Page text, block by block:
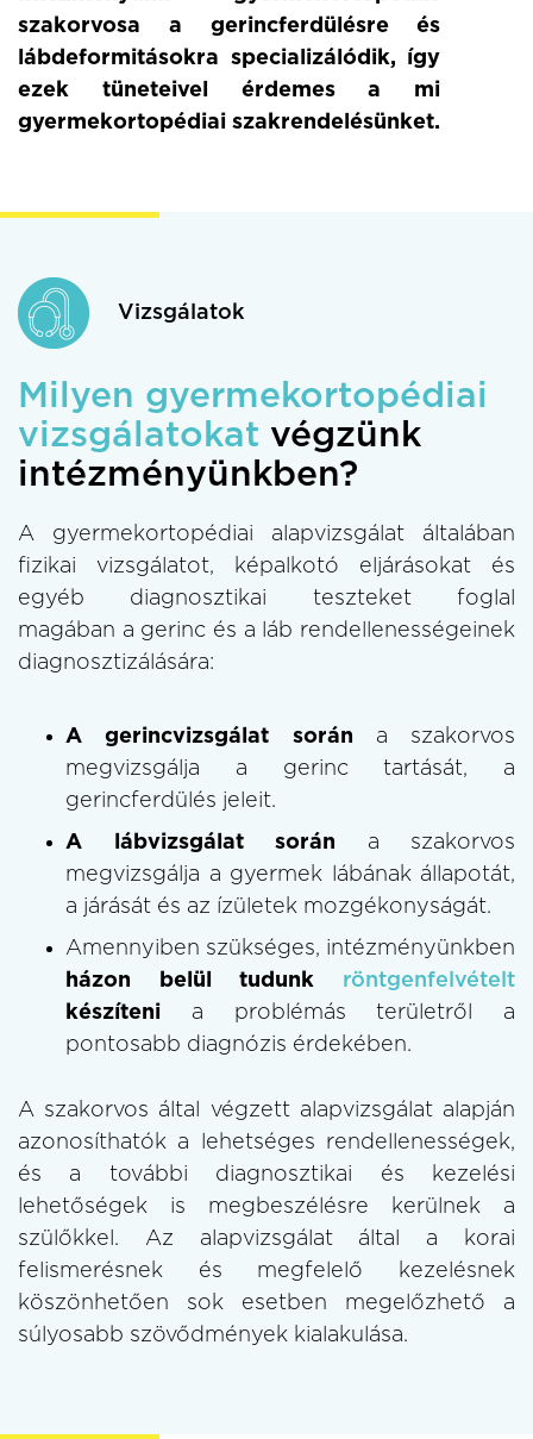
szakorvosa a gerincferdülésre és
lábdeformitásokra specializálódik, így
ezek tüneteivel érdemes a mi
gyermekortopédiai szakrendelésünket.
Vizsgálatok
Milyen gyermekortopédiai
vizsgálatokat végzünk
intézményünkben?
A gyermekortopédiai alapvizsgálat általában
fizikai vizsgálatot, képalkotó eljárásokat és
egyéb diagnosztikai teszteket foglal
magában a gerinc és a láb rendellenességeinek
diagnosztizálására:
A gerincvizsgálat során a szakorvos
megvizsgálja a gerinc tartását, a
gerincferdülés jeleit.
A lábvizsgálat során a szakorvos
megvizsgálja a gyermek lábának állapotát,
a járását és az ízületek mozgékonyságát.
Amennyiben szükséges, intézményünkben
házon belül tudunk röntgenfelvételt
készíteni a problémás területről a
pontosabb diagnózis érdekében.
A szakorvos által végzett alapvizsgálat alapján
azonosíthatók a lehetséges rendellenességek,
és a további diagnosztikai és kezelési
lehetőségek is megbeszélésre kerülnek a
szülőkkel. Az alapvizsgálat által a korai
felismerésnek és megfelelő kezelésnek
köszönhetően sok esetben megelőzhető a
súlyosabb szövődmények kialakulása.